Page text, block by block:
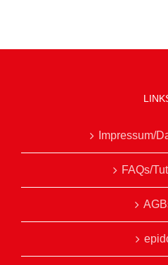
Impressum/
FAQs/